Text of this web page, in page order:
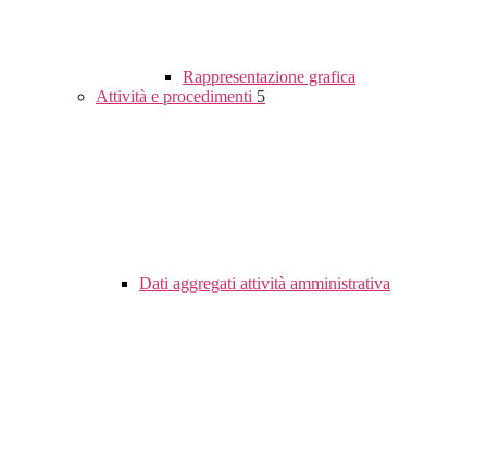
Rappresentazione grafica
Attività e procedimenti 5
Dati aggregati attività amministrativa